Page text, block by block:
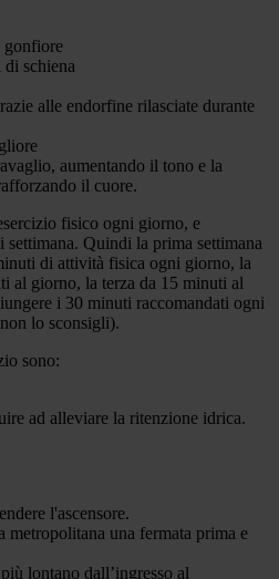
gonfiore
di schiena
alle endorfine rilasciate durante
aumentando il tono e la
il cuore.
fisico ogni giorno, e
Quindi la prima settimana
di attività fisica ogni giorno, la
al giorno, la terza da 15 minuti al
i 30 minuti raccomandati ogni
lo sconsigli).
sono:
ad alleviare la ritenzione idrica.
l'ascensore.
metropolitana una fermata prima e
lontano dall’ingresso al